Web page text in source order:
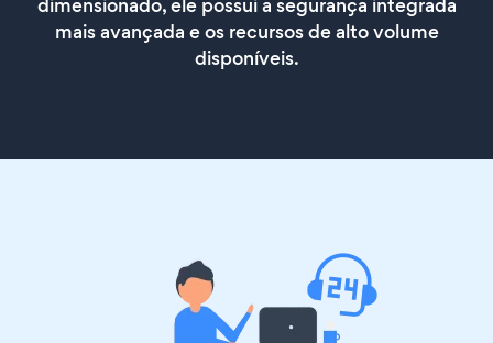
dimensionado, ele possui a segurança integrada
mais avançada e os recursos de alto volume
disponíveis.